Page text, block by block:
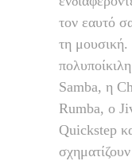
τον εαυτό
τη μουσική.
Samba, η
Rumba, ο
Quickstep